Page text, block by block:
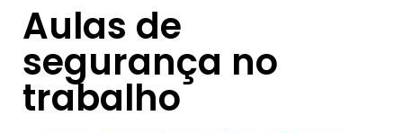
Aulas de
segurança no
trabalho